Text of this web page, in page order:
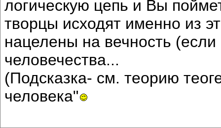
логическую цепь и Вы
творцы исходят именно из
нацелены на вечность (если
человечества...
(Подсказка- см. теорию
человека"